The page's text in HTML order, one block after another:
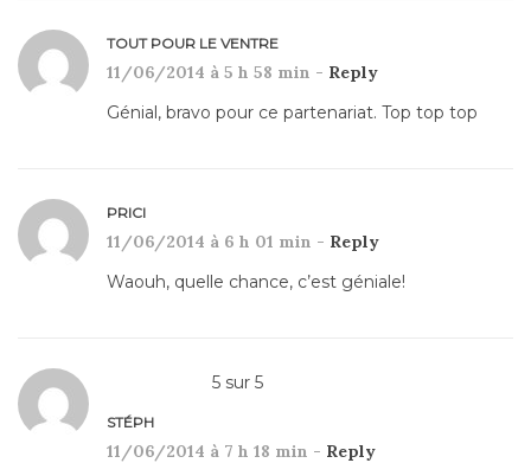
TOUT POUR LE VENTRE
11/06/2014 à 5 h 58 min - Reply
Génial, bravo pour ce partenariat. Top top top
PRICI
11/06/2014 à 6 h 01 min - Reply
Waouh, quelle chance, c’est géniale!
5 sur 5
STÉPH
11/06/2014 à 7 h 18 min - Reply